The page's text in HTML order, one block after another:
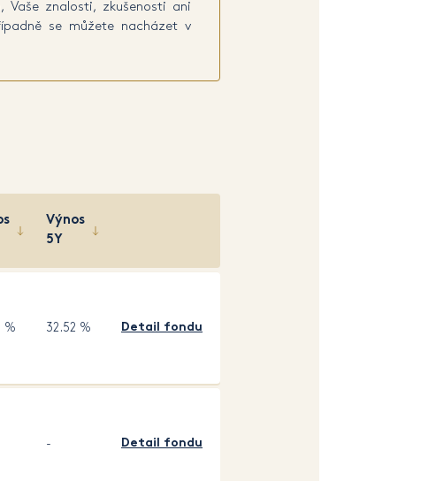
Vaše znalosti, zkušenosti ani
se můžete nacházet v
Výnos
5Y
% 32.52 % Detail fondu
- Detail fondu